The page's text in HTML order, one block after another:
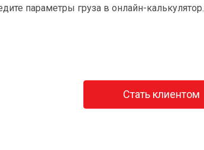
параметры груза в онлайн-калькулятор.
Стать клиентом